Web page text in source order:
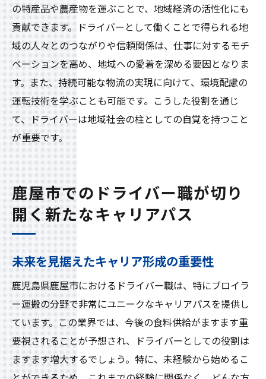
の特産品や農産物を運ぶことで、地域経済の活性化にも
貢献できます。ドライバーとして働くことで得られる地
域の人々とのつながりや信頼関係は、仕事に対するモチ
ベーションを高め、地域への愛着を深める要因となりま
す。また、持続可能な物流の実現に向けて、環境配慮の
運転技術を学ぶことも可能です。こうした役割を通じ
て、ドライバーは地域社会の柱としての自覚を持つこと
が重要です。
鹿屋市でのドライバー職が切り
開く新たなキャリアパス
未来を見据えたキャリア形成の重要性
鹿児島県鹿屋市におけるドライバー職は、特にブロイラ
ー運搬の分野で非常にユニークなキャリアパスを提供し
ています。この業界では、今後の食料供給がますます重
要視されることが予想され、ドライバーとしての役割は
ますます増大するでしょう。特に、未経験から始めるこ